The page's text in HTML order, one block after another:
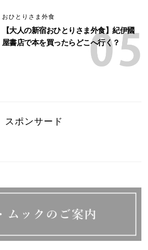
おひとりさま外食
【大人の新宿おひとりさま外食】紀伊國
屋書店で本を買ったらどこへ行く？
スポンサード